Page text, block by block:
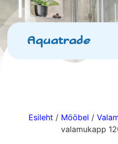
Aquatrade
Esileht / Mööbel /
valamukapp